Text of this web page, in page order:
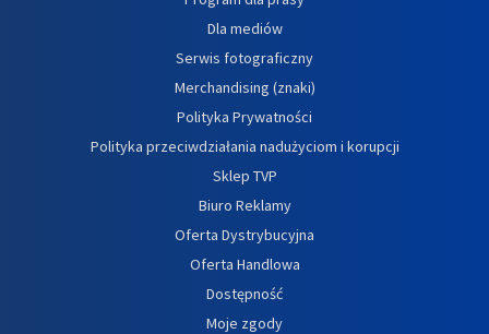
Dla mediów
Serwis fotograficzny
Merchandising (znaki)
Polityka Prywatności
Polityka przeciwdziałania nadużyciom i korupcji
Sklep TVP
Biuro Reklamy
Oferta Dystrybucyjna
Oferta Handlowa
Dostępność
Moje zgody